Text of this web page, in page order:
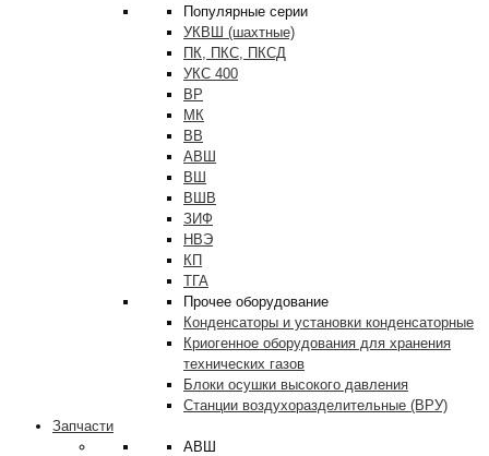
Популярные серии
УКВШ (шахтные)
ПК, ПКС, ПКСД
УКС 400
ВР
МК
ВВ
АВШ
ВШ
ВШВ
ЗИФ
НВЭ
КП
ТГА
Прочее оборудование
Конденсаторы и установки конденсаторные
Криогенное оборудования для хранения
технических газов
Блоки осушки высокого давления
Станции воздухоразделительные (ВРУ)
Запчасти
АВШ